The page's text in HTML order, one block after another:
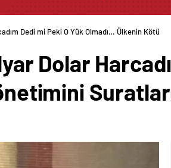
Dedi mi Peki O Yük Olmadı… Ülkenin Kötü
Dolar